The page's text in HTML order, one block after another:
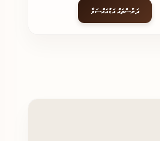
ދަރުސްތައް އަޑުއައްސަވާ